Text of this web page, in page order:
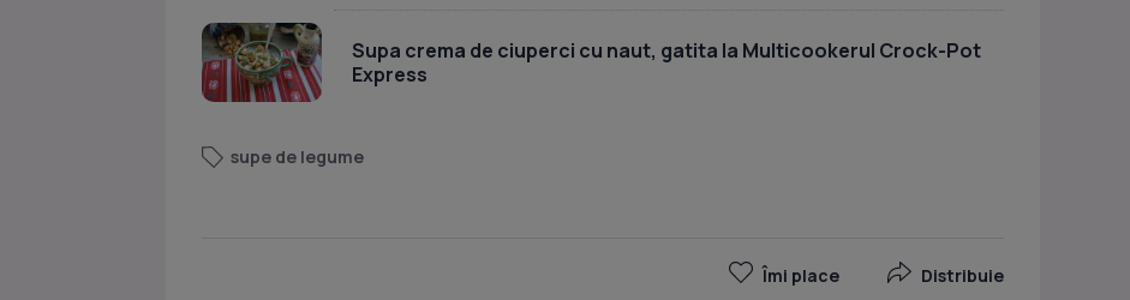
Supa crema de ciuperci cu naut, gatita la Multicookerul Crock-Pot
Express
supe de legume
Îmi place Distribuie